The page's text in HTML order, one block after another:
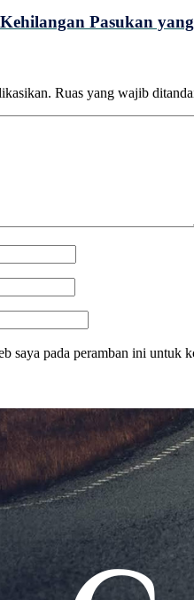
Pasukan
Ruas yang wajib
saya pada peramban ini untuk